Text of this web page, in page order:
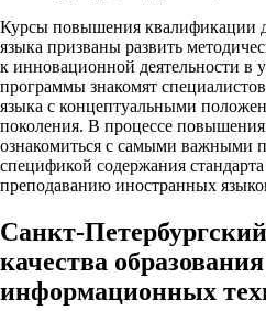
Курсы повышения квалификации
языка призваны развить
к инновационной деятельности
программы знакомят
языка с концептуальными
поколения. В процессе
ознакомиться с самыми
спецификой содержания
преподаванию иностранных
Санкт-
качества
информационных